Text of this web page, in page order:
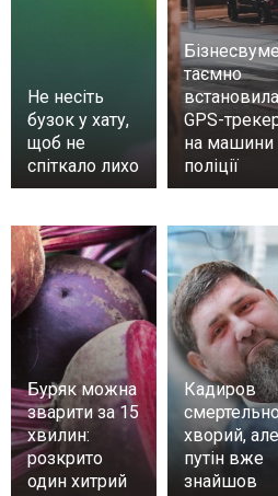
Не несіть
бузок у хату,
щоб не
спіткало лихо
таємно
встановила
GPS-
на машини
поліції
Буряк можна
зварити за 15
хвилин:
розкрито
один хитрий
Кадиров
хворий, але
путін вже
знайшов